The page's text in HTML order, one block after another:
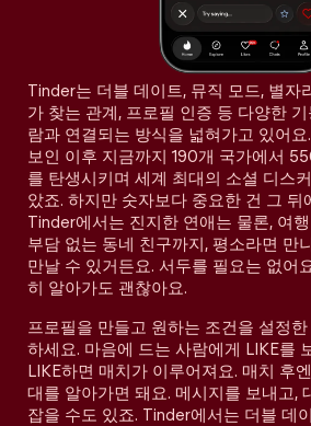
Tinder는 더블 데이트, 뮤직 모드, 별자
가 찾는 관계, 프로필 인증 등 다양한
람과 연결되는 방식을 넓혀가고 있어
보인 이후 지금까지 190개 국가에서
를 탄생시키며 세계 최대의 소셜 디스
았죠. 하지만 숫자보다 중요한 건 그 뒤
Tinder에서는 진지한 연애는 물론, 여
부담 없는 동네 친구까지, 평소라면 만
만날 수 있거든요. 서두를 필요는 없어
히 알아가도 괜찮아요.
프로필을 만들고 원하는 조건을 설정
하세요. 마음에 드는 사람에게 LIKE를
LIKE하면 매치가 이루어져요. 매치 후
대를 알아가면 돼요. 메시지를 보내고,
잡을 수도 있죠. Tinder에서는 더블 데